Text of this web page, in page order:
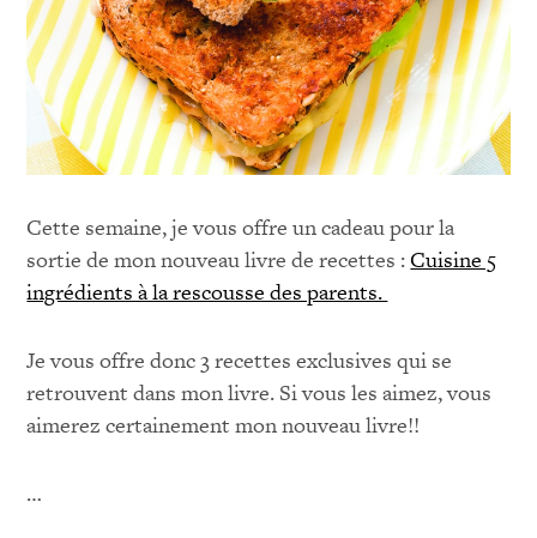
Cette semaine, je vous offre un cadeau pour la
sortie de mon nouveau livre de recettes :Cuisine 5
ingrédients à la rescousse des parents.
Je vous offre donc 3 recettes exclusives qui se
retrouvent dans mon livre. Si vous les aimez, vous
aimerez certainement mon nouveau livre!!
…